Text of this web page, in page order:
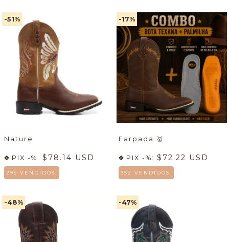
-51%
Nature
PIX -%: $78.14 USD
299 VENDIDOS.
-17%
Farpada 🥇
PIX -%: $72.22 USD
352 VENDIDOS.
-48% -47%